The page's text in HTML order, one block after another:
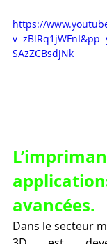
https://
SAzZCBsdjNk
avancées.
Dans le secteur